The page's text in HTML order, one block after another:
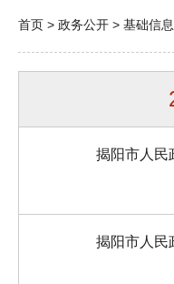
首页 > 政务公开 > 基础信
揭阳市人民
揭阳市人民